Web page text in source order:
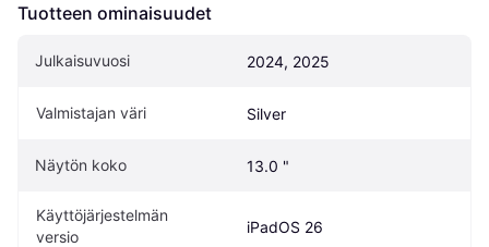
Tuotteen ominaisuudet
Julkaisuvuosi 2024, 2025
Valmistajan väri Silver
Näytön koko 13.0 "
Käyttöjärjestelmän
versio
iPadOS 26